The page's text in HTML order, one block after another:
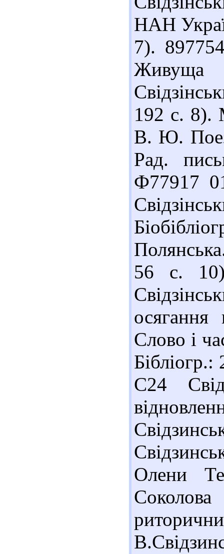
НАН
7).
192 с. 8).
В. Ю.
Рад.
Ф77917
56 с.
Слово і
С24
Олени